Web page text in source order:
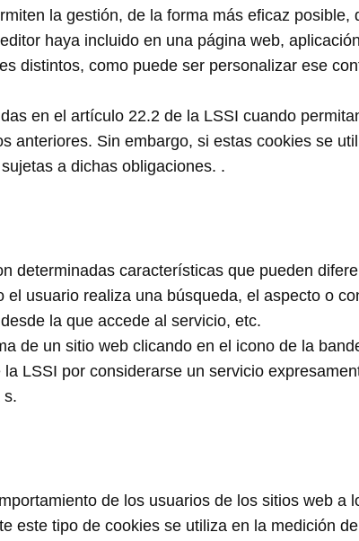
la gestión, de la forma más eficaz posible,
haya incluido en una página web,
distintos, como puede ser personalizar ese
en el artículo 22.2 de la LSSI cuando
anteriores. Sin embargo, si estas cookies se
a dichas obligaciones. .
determinadas características que pueden
usuario realiza una búsqueda, el aspecto o
la que accede al servicio, etc.
de un sitio web clicando en el icono de la
LSSI por considerarse un servicio
s.
de los usuarios de los sitios web a
este tipo de cookies se utiliza en la medición